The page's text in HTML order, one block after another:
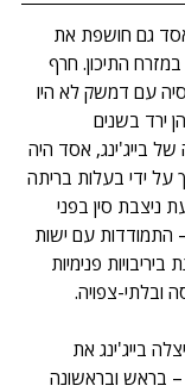
גם חושפת את
התיכון. חרף
עם דמשק לא היו
ירד בשנים
בייג'ינג, אסד היה
על ידי בעלות בריתה
ניצבת סין בפני
התמודדות עם ישות
פנימיות
ובלתי-צפויה.
בייג'ינג את
– בראש ובראשונה